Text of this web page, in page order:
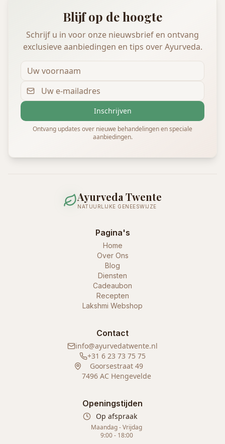
Blijf op de hoogte
Schrijf u in voor onze nieuwsbrief en ontvang
exclusieve aanbiedingen en tips over Ayurveda.
Inschrijven
Ontvang updates over nieuwe behandelingen en speciale
aanbiedingen.
Ayurveda Twente
NATUURLIJKE GENEESWIJZE
Pagina's
Home
Over Ons
Blog
Diensten
Cadeaubon
Recepten
Lakshmi Webshop
Contact
info@ayurvedatwente.nl
+31 6 23 73 75 75
Goorsestraat 49
7496 AC Hengevelde
Openingstijden
Op afspraak
Maandag - Vrijdag
9:00 - 18:00